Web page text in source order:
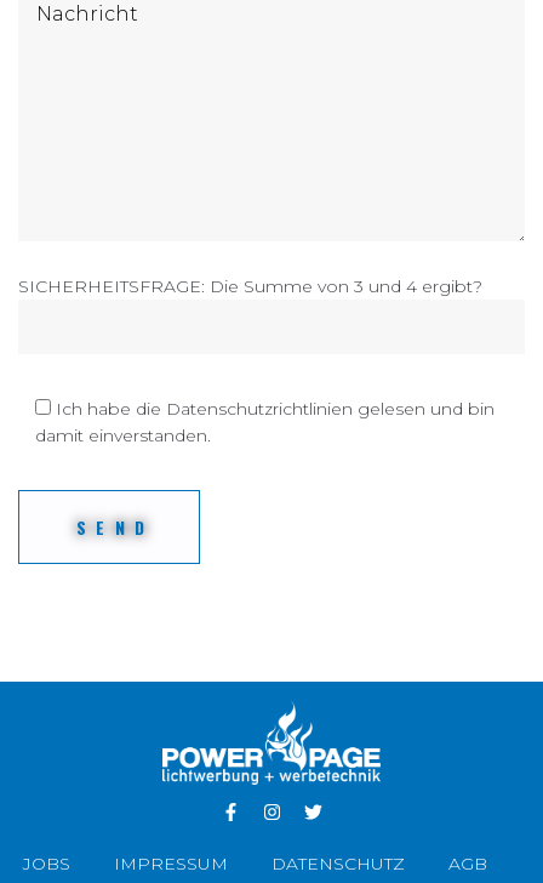
SICHERHEITSFRAGE: Die Summe von 3 und 4 ergibt?
Ich habe die Datenschutzrichtlinien gelesen und bin
damit einverstanden.
JOBS IMPRESSUM DATENSCHUTZ AGB